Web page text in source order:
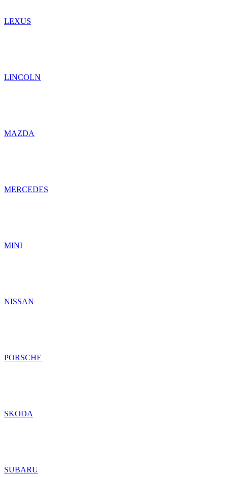
LEXUS
LINCOLN
MAZDA
MERCEDES
MINI
NISSAN
PORSCHE
SKODA
SUBARU